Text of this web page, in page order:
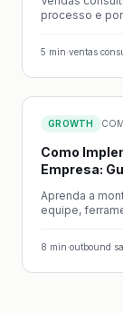
processo e
5 min·ventas
GROWTH
Como
Empresa:
Aprenda a
equipe,
8 min·outbound